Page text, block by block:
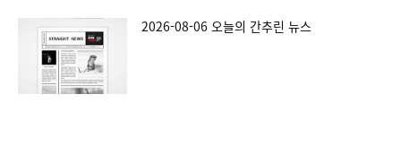
2026-08-06 오늘의 간추린 뉴스